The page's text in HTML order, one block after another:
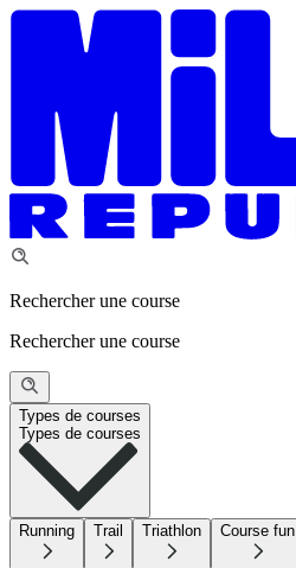
Rechercher une course
Rechercher une course
Types de courses
Types de courses
Running Trail Triathlon Course fun